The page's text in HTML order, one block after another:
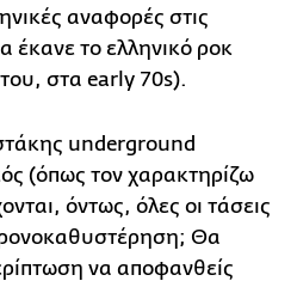
αναφορές στις
έκανε το ελληνικό ροκ
στα early 70s).
underground
(όπως τον χαρακτηρίζω
όντως, όλες οι τάσεις
Θα
να αποφανθείς